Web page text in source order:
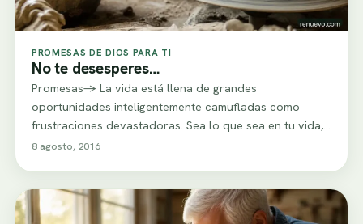
PROMESAS DE DIOS PARA TI
No te desesperes…
Promesas-> La vida está llena de grandes
oportunidades inteligentemente camufladas como
frustraciones devastadoras. Sea lo que sea en tu vida,
no te…
8 agosto, 2016